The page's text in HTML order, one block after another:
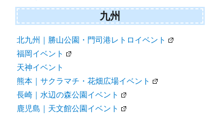
九州
北九州｜勝山公園・門司港レトロイベント
福岡イベント
天神イベント
熊本｜サクラマチ・花畑広場イベント
長崎｜水辺の森公園イベント
鹿児島｜天文館公園イベント